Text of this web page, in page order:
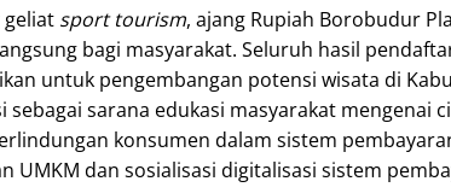
geliat sport tourism, ajang Rupiah Borobudur
bagi masyarakat. Seluruh hasil
untuk pengembangan potensi wisata di
sebagai sarana edukasi masyarakat mengenai
konsumen dalam sistem
UMKM dan sosialisasi digitalisasi sistem